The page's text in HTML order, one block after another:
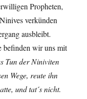
Propheten,
verkünden
ausbleibt.
befinden wir uns mit
Tun der Niniviten
Wege, reute ihn
und tat´s nicht.